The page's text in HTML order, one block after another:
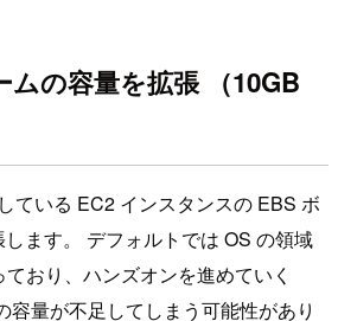
の容量を拡張 （10GB
ている EC2 インスタンスの EBS ボ
ます。 デフォルトでは OS の領域
おり、ハンズオンを進めていく
容量が不足してしまう可能性があり